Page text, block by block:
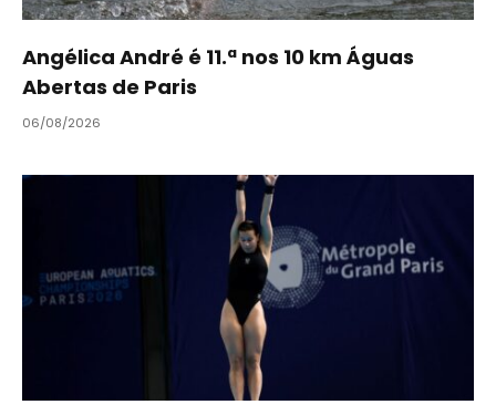
Angélica André é 11.ª nos 10 km Águas
Abertas de Paris
06/08/2026